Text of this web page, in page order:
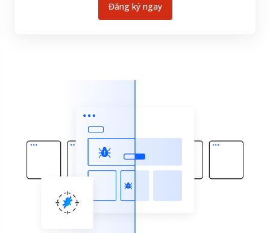
Đăng ký ngay